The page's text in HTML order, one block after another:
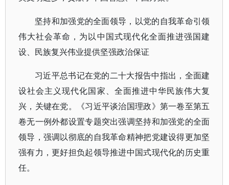
坚持和加强党的全面领导，以党的自我革命引领
伟大社会革命，为以中国式现代化全面推进强国建
设、民族复兴伟业提供坚强政治保证
习近平总书记在党的二十大报告中指出，全面建
设社会主义现代化国家、全面推进中华民族伟大复
兴，关键在党。《习近平谈治国理政》第一卷至第五
卷无一例外都设置专题突出强调坚持和加强党的全面
领导，强调以彻底的自我革命精神把党建设得更加坚
强有力，更好担负起领导推进中国式现代化的历史重
任。